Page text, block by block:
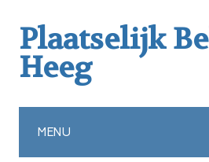
Plaatselijk
Heeg
MENU